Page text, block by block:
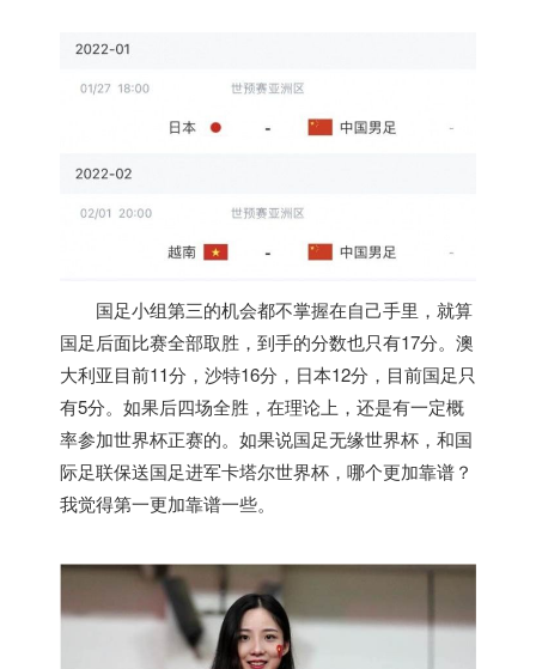
国足小组第三的机会都不掌握在自己手里，就算
国足后面比赛全部取胜，到手的分数也只有17分。澳
大利亚目前11分，沙特16分，日本12分，目前国足只
有5分。如果后四场全胜，在理论上，还是有一定概
率参加世界杯正赛的。如果说国足无缘世界杯，和国
际足联保送国足进军卡塔尔世界杯，哪个更加靠谱？
我觉得第一更加靠谱一些。